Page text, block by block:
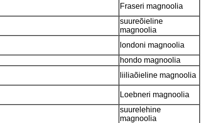
Fraseri magnoolia
suureõieline
magnoolia
londoni magnoolia
hondo magnoolia
liiliaõieline magnoolia
Loebneri magnoolia
suurelehine
magnoolia